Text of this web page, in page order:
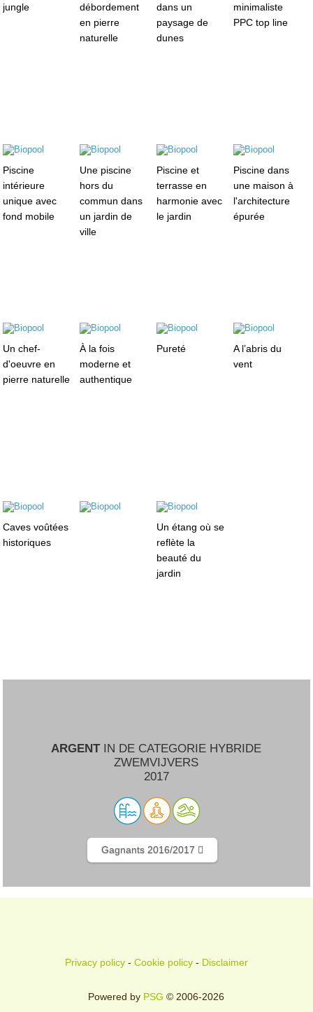
jungle
débordement
en pierre
naturelle
dans un
paysage de
dunes
minimaliste
PPC top line
Piscine
intérieure
unique avec
fond mobile
Une piscine
hors du
commun dans
un jardin de
ville
Piscine et
terrasse en
harmonie avec
le jardin
Piscine dans
une maison à
l'architecture
épurée
Un chef-
d'oeuvre en
pierre naturelle
À la fois
moderne et
authentique
Pureté
A l’abris du
vent
Caves voûtées
historiques
Un étang où se
reflète la
beauté du
jardin
ARGENTIN DE CATEGORIE HYBRIDE
ZWEMVIJVERS
2017
Gagnants 2016/2017
Privacy policy- Cookie policy- Disclaimer
Powered by PSG © 2006-2026